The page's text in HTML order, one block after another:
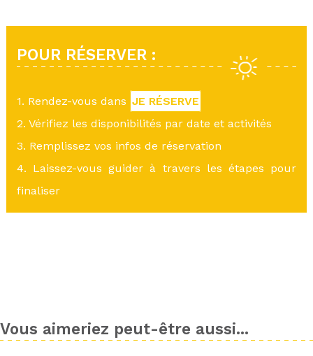
POUR RÉSERVER :
1. Rendez-vous dans JE RÉSERVE
2. Vérifiez les disponibilités par date et activités
3. Remplissez vos infos de réservation
4. Laissez-vous guider à travers les étapes pour
finaliser
Vous aimeriez peut-être aussi...